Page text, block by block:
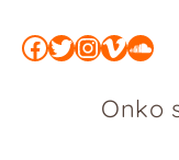
Facebook
TwitterVimeo
Onko